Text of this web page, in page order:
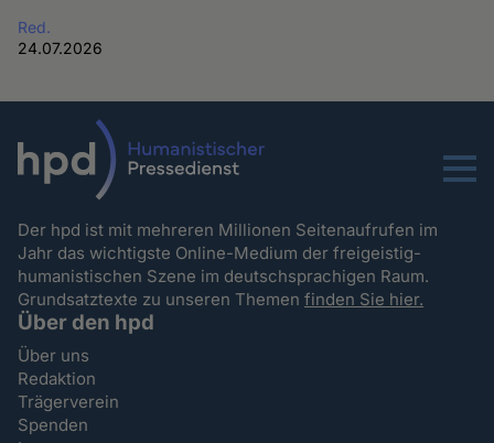
Red.
24.07.2026
Menu
Der hpd ist mit mehreren Millionen Seitenaufrufen im
Jahr das wichtigste Online-Medium der freigeistig-
humanistischen Szene im deutschsprachigen Raum.
Grundsatztexte zu unseren Themenfinden Sie hier.
Über den hpd
Über uns
Redaktion
Trägerverein
Spenden